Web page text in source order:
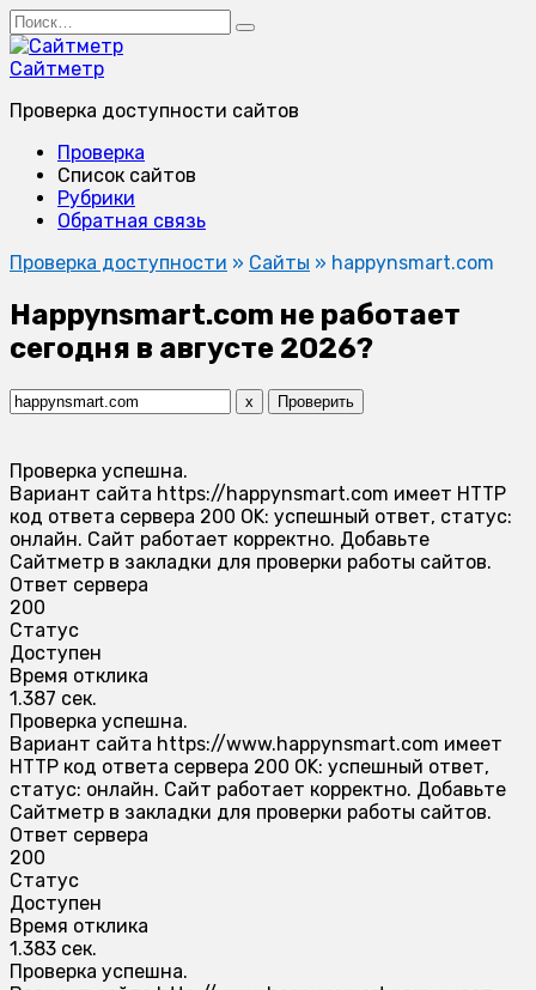
Перейти
к
содержанию
Search
for:
Сайтметр
Проверка доступности сайтов
Проверка
Список сайтов
Рубрики
Обратная связь
Проверка доступности » Сайты » happynsmart.com
Happynsmart.com не работает
сегодня в августе 2026?
x Проверить
Проверка успешна.
Вариант сайта https://happynsmart.com имеет HTTP
код ответа сервера 200 OK: успешный ответ, статус:
онлайн. Сайт работает корректно. Добавьте
Сайтметр в закладки для проверки работы сайтов.
Ответ сервера
200
Статус
Доступен
Время отклика
1.387 сек.
Проверка успешна.
Вариант сайта https://www.happynsmart.com имеет
HTTP код ответа сервера 200 OK: успешный ответ,
статус: онлайн. Сайт работает корректно. Добавьте
Сайтметр в закладки для проверки работы сайтов.
Ответ сервера
200
Статус
Доступен
Время отклика
1.383 сек.
Проверка успешна.